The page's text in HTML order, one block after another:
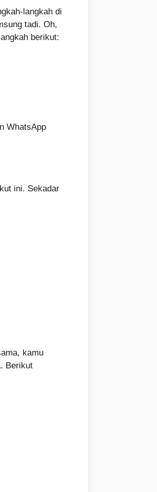
langkah di
tadi. Oh,
berikut:
WhatsApp
ini. Sekadar
kamu
Berikut